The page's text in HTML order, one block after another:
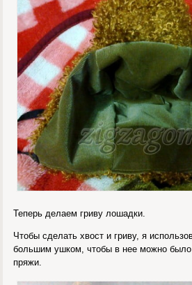
Теперь делаем гриву лошадки.
Чтобы сделать хвост и гриву, я
большим ушком, чтобы в нее можно было
пряжи.